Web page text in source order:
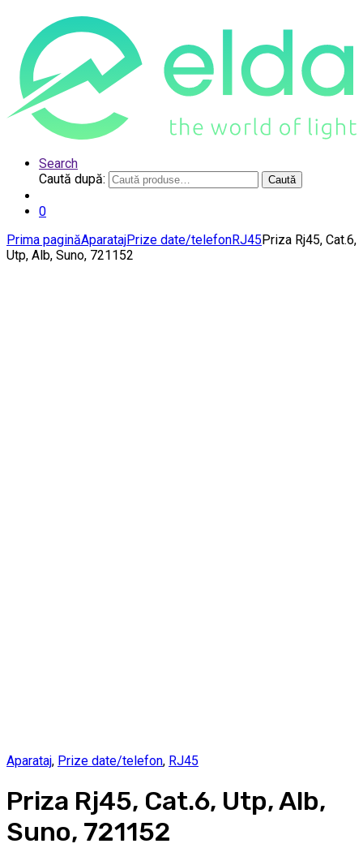
Search
Caută după:
Caută
0
Prima paginăAparatajPrize date/telefonRJ45Priza Rj45, Cat.6,
Utp, Alb, Suno, 721152
Aparataj, Prize date/telefon, RJ45
Priza Rj45, Cat.6, Utp, Alb,
Suno, 721152